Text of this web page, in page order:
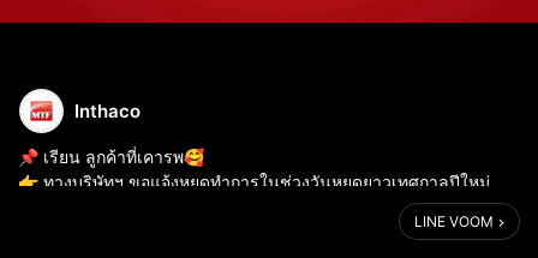
Inthaco
📌 เรียน ลูกค้าที่เคารพ🥰
👉 ทางบริษัทฯ ขอแจ้งหยุดทำการในช่วงวันหยุดยาวเทศกาลปีใหม่
ตั้งแต่วันที่ 27 ธันวาคม 2025 ถึง วันที่ 4 มกราคม 2026
👉 จะจัดส่งสินค้าวันสุดท้ายของปี วันที่ 25 ธันวาคม 2025
LINE VOOM